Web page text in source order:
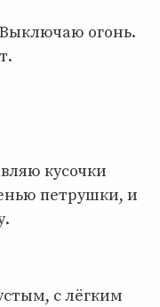
огонь.
кусочки
петрушки, и
с лёгким